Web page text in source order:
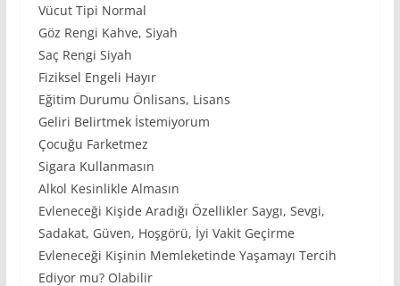
Vücut Tipi Normal
Göz Rengi Kahve, Siyah
Saç Rengi Siyah
Fiziksel Engeli Hayır
Eğitim Durumu Önlisans, Lisans
Geliri Belirtmek İstemiyorum
Çocuğu Farketmez
Sigara Kullanmasın
Alkol Kesinlikle Almasın
Evleneceği Kişide Aradığı Özellikler Saygı, Sevgi,
Sadakat, Güven, Hoşgörü, İyi Vakit Geçirme
Evleneceği Kişinin Memleketinde Yaşamayı Tercih
Ediyor mu? Olabilir